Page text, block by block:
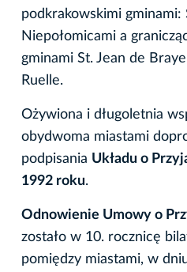
podkrakowskimi gminami:
Niepołomicami a
gminami St. Jean de
Ruelle.
Ożywiona i długoletnia
obydwoma miastami
podpisania Układu o
1992 roku.
Odnowienie Umowy o
zostało w 10. rocznicę
pomiędzy miastami, w